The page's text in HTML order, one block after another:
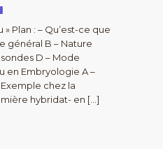
Plan : – Qu’est-ce que
général B – Nature
D – Mode
en Embryologie A –
chez la
hybridat- en […]